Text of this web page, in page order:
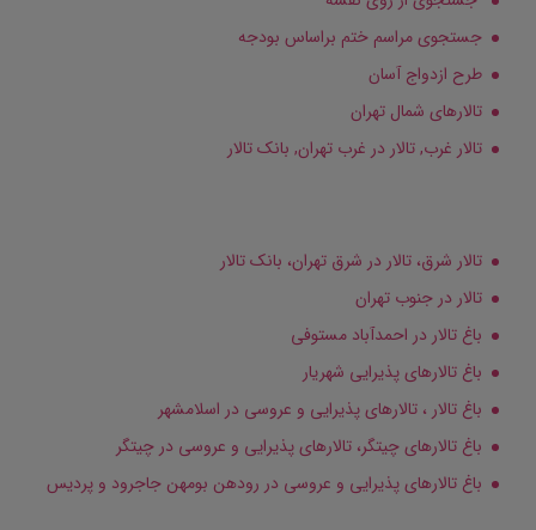
جستجوی مراسم ختم براساس بودجه
طرح ازدواج آسان
تالارهای شمال تهران
تالار غرب, تالار در غرب تهران, بانک تالار
تالار شرق، تالار در شرق تهران، بانک تالار
تالار در جنوب تهران
باغ تالار در احمدآباد مستوفی
باغ تالارهای پذیرایی شهریار
باغ تالار ، تالارهای پذیرایی و عروسی در اسلامشهر
باغ تالارهای چیتگر، تالارهای پذیرایی و عروسی در چیتگر
باغ تالارهای پذیرایی و عروسی در رودهن بومهن جاجرود و پردیس